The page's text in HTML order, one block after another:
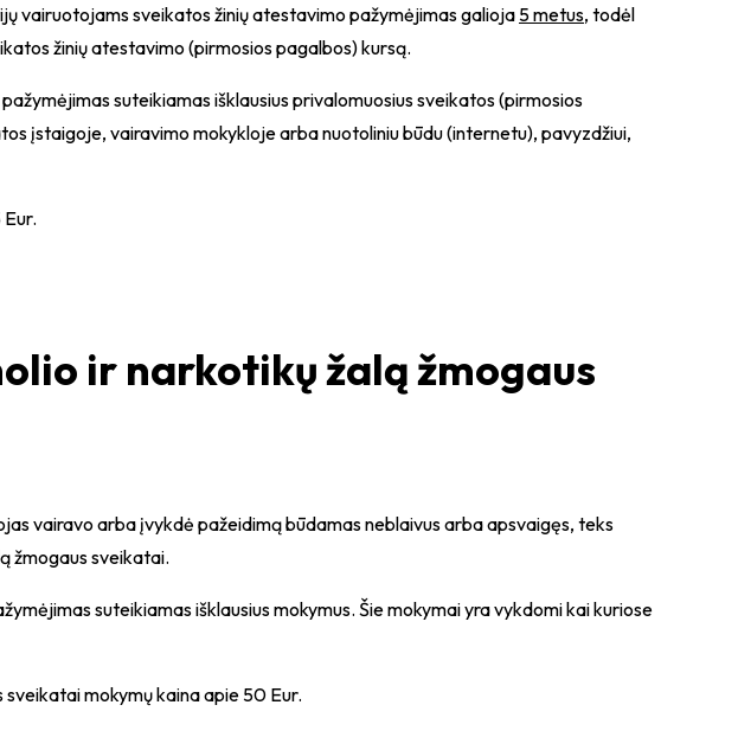
vairuotojams sveikatos žinių atestavimo pažymėjimas galioja5 metus, todėl
žinių atestavimo (pirmosios pagalbos) kursą.
pažymėjimas suteikiamas išklausius privalomuosius sveikatos(pirmosios
įstaigoje, vairavimo mokyklojearba nuotoliniu būdu (internetu), pavyzdžiui,
ir narkotikų žalą žmogaus
vairavo arba įvykdė pažeidimą būdamas neblaivus arba apsvaigęs, teks
žmogaus sveikatai.
suteikiamas išklausius mokymus. Šie mokymai yra vykdomi kai kuriose
mokymų kaina apie 50 Eur.